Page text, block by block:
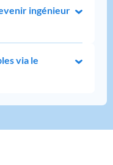
ingénieur
via le